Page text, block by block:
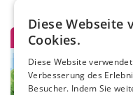
Diese Webseite
Cookies.
Diese Website
Verbesserung des
Besucher. Indem Sie